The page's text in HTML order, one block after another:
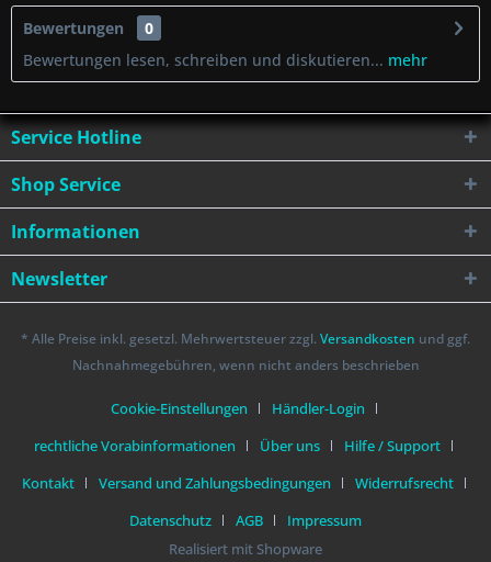
Bewertungen
0
Bewertungen lesen, schreiben und diskutieren... mehr
Service Hotline
Shop Service
Informationen
Newsletter
* Alle Preise inkl. gesetzl. Mehrwertsteuer zzgl. Versandkosten und ggf.
Nachnahmegebühren, wenn nicht anders beschrieben
Cookie-Einstellungen
Händler-Login
rechtliche Vorabinformationen
Über uns
Hilfe / Support
Kontakt
Versand und Zahlungsbedingungen
Widerrufsrecht
Datenschutz
AGB
Impressum
Realisiert mit Shopware